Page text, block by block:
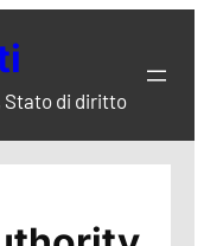
Stato di diritto